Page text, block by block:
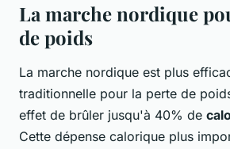
La marche nordique
de poids
La marche nordique est plus
traditionnelle pour la perte de
effet de brûler jusqu'à 40% de
Cette dépense calorique plus